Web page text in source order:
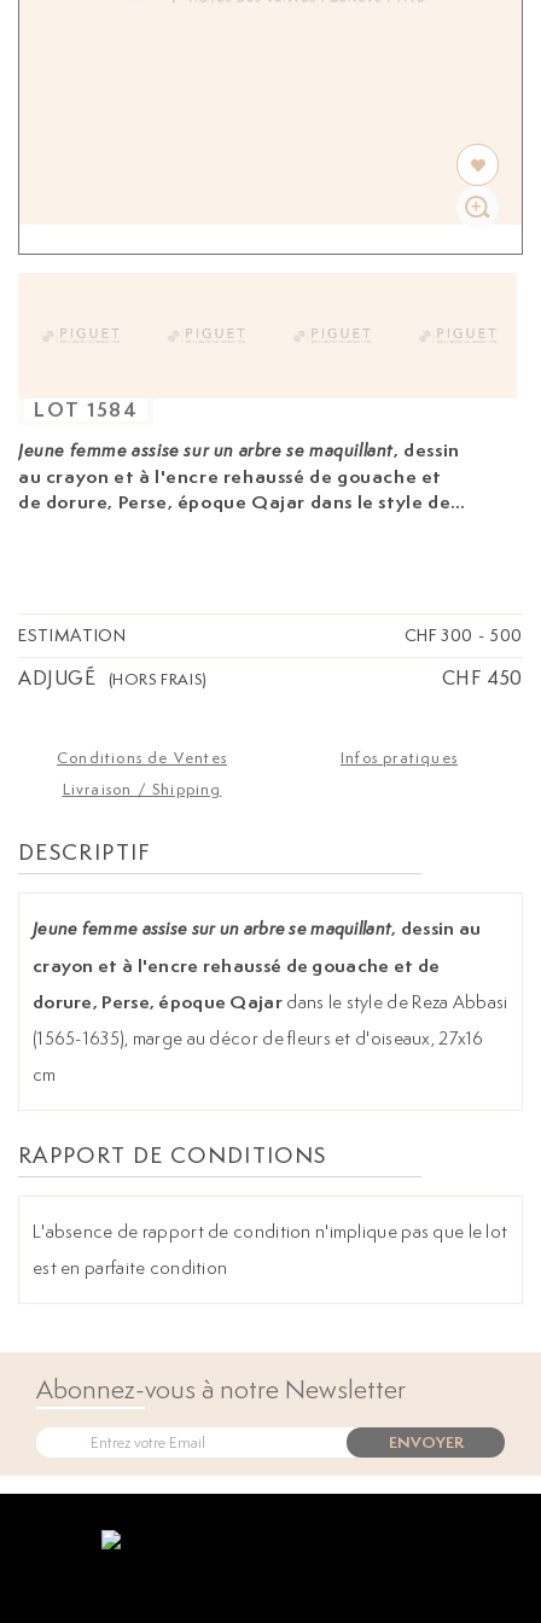
Jeune femme assise sur un arbre se maquillant, dessin
au crayon et à l'encre rehaussé de gouache et
de dorure, Perse, époque Qajar dans le style de
LOT 1584
ESTIMATION CHF 300 - 500
ADJUGÉ (HORS FRAIS) CHF 450
Conditions de Ventes
Infos pratiques
Livraison / Shipping
DESCRIPTIF
Jeune femme assise sur un arbre se maquillant, dessin au
crayon et à l'encre rehaussé de gouache et de
dorure, Perse, époque Qajardans le style de Reza Abbasi
(1565-1635), marge au décor de fleurs et d'oiseaux, 27x16
cm
RAPPORT DE CONDITIONS
L'absence de rapport de condition n'implique pas que le lot
est en parfaite condition
Abonnez-vous à notre Newsletter
ENVOYER